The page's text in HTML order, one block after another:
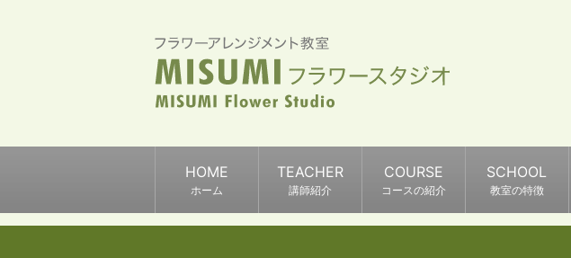
HOME
ホーム
TEACHER
講師紹介
COURSE
コースの紹介
SCHOOL
教室の特徴